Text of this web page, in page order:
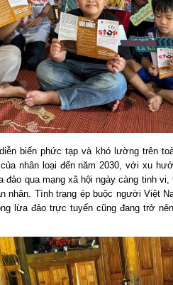
biến phức tạp và khó lường trên
nhân loại đến năm 2030, với xu
qua mạng xã hội ngày càng tinh
nhân. Tình trạng ép buộc người Việt
lừa đảo trực tuyến cũng đang trở